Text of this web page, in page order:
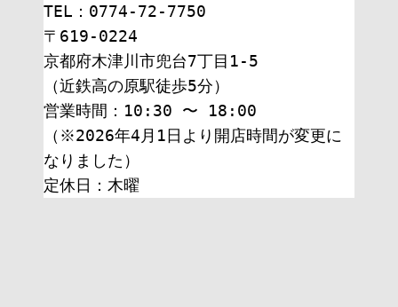
TEL：0774-72-7750
〒619-0224
京都府木津川市兜台7丁目1-5
（近鉄高の原駅徒歩5分）
営業時間：10:30 〜 18:00
（※2026年4月1日より開店時間が変更に
なりました）
定休日：木曜